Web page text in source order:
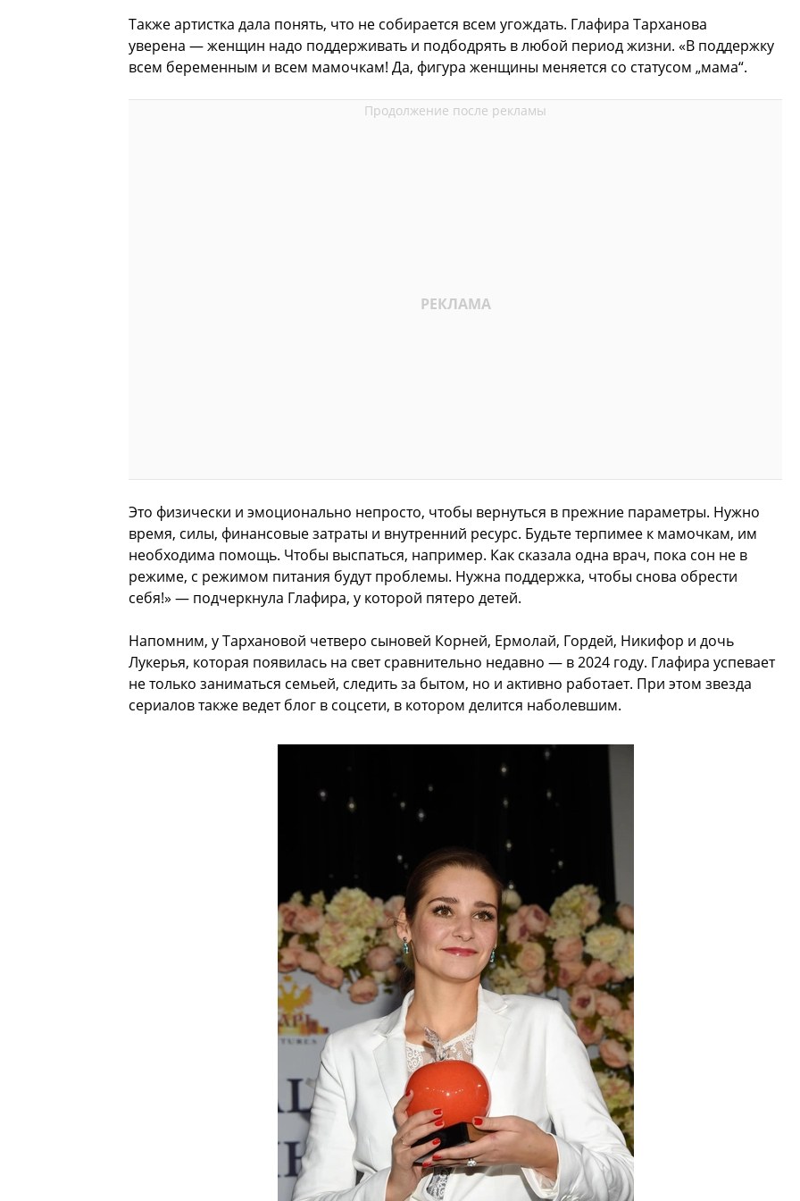
Также артистка дала понять, что не собирается всем угождать. Глафира Тарханова
уверена — женщин надо поддерживать и подбодрять в любой период жизни. «В поддержку
всем беременным и всем мамочкам! Да, фигура женщины меняется со статусом „мама“.
Это физически и эмоционально непросто, чтобы вернуться в прежние параметры. Нужно
время, силы, финансовые затраты и внутренний ресурс. Будьте терпимее к мамочкам, им
необходима помощь. Чтобы выспаться, например. Как сказала одна врач, пока сон не в
режиме, с режимом питания будут проблемы. Нужна поддержка, чтобы снова обрести
себя!» — подчеркнула Глафира, у которой пятеро детей.
Напомним, у Тархановой четверо сыновей Корней, Ермолай, Гордей, Никифор и дочь
Лукерья, которая появилась на свет сравнительно недавно — в 2024 году. Глафира успевает
не только заниматься семьей, следить за бытом, но и активно работает. При этом звезда
сериалов также ведет блог в соцсети, в котором делится наболевшим.